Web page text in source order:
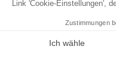
Link 'Cookie-Einstellungen',
Zustimmungen
Ich wähle